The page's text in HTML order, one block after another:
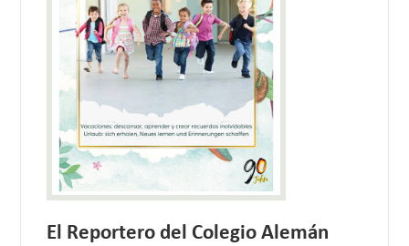
El Reportero del Colegio Alemán